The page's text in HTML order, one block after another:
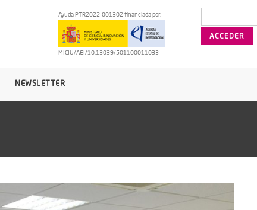
Ayuda PTR2022-001302 financiada por:
MICIU/AEI/10.13039/501100011033
NEWSLETTER